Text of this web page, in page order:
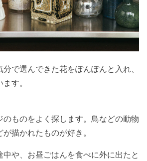
で選んできた花をぽんぽんと入れ、
す。
のものをよく探します。鳥などの動物
描かれたものが好き。
や、お昼ごはんを食べに外に出たと